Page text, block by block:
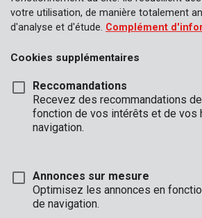
Râteaux
Jeu d'outils de jardinage
Outils pour ensemencement
votre utilisation, de manière totalement
d'analyse et d'étude. Complément
Cookies supplémentaires
Reccomandations
Recevez des recommandations
fonction de vos intérêts et de vos
navigation.
Annonces sur mesure
Optimisez les annonces en
de navigation.